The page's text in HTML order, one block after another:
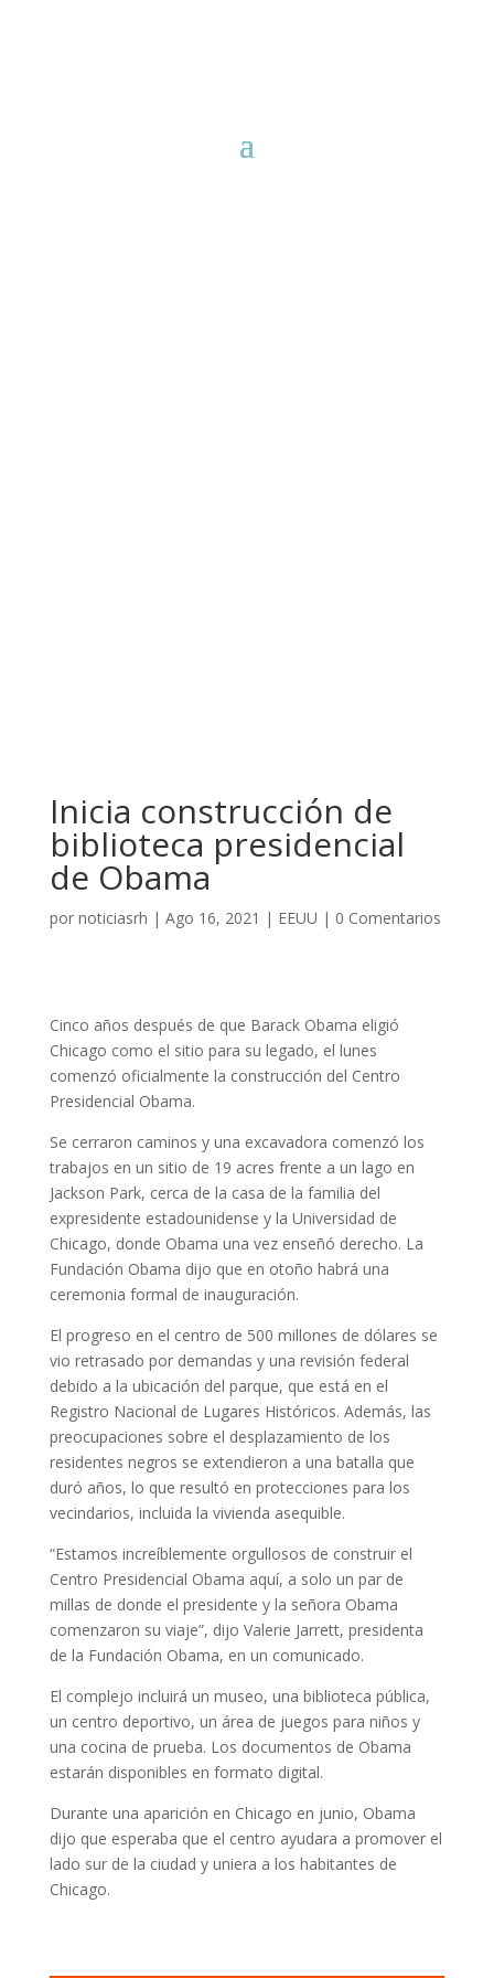
Inicia construcción de
biblioteca presidencial
de Obama
por noticiasrh | Ago 16, 2021 | EEUU | 0 Comentarios
Cinco años después de que Barack Obama eligió
Chicago como el sitio para su legado, el lunes
comenzó oficialmente la construcción del Centro
Presidencial Obama.
Se cerraron caminos y una excavadora comenzó los
trabajos en un sitio de 19 acres frente a un lago en
Jackson Park, cerca de la casa de la familia del
expresidente estadounidense y la Universidad de
Chicago, donde Obama una vez enseñó derecho. La
Fundación Obama dijo que en otoño habrá una
ceremonia formal de inauguración.
El progreso en el centro de 500 millones de dólares se
vio retrasado por demandas y una revisión federal
debido a la ubicación del parque, que está en el
Registro Nacional de Lugares Históricos. Además, las
preocupaciones sobre el desplazamiento de los
residentes negros se extendieron a una batalla que
duró años, lo que resultó en protecciones para los
vecindarios, incluida la vivienda asequible.
“Estamos increíblemente orgullosos de construir el
Centro Presidencial Obama aquí, a solo un par de
millas de donde el presidente y la señora Obama
comenzaron su viaje”, dijo Valerie Jarrett, presidenta
de la Fundación Obama, en un comunicado.
El complejo incluirá un museo, una biblioteca pública,
un centro deportivo, un área de juegos para niños y
una cocina de prueba. Los documentos de Obama
estarán disponibles en formato digital.
Durante una aparición en Chicago en junio, Obama
dijo que esperaba que el centro ayudara a promover el
lado sur de la ciudad y uniera a los habitantes de
Chicago.